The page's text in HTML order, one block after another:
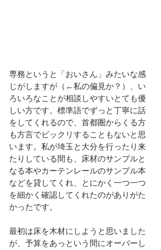
専務というと「おいさん」みたいな感
じがしますが（←私の偏見か？）、い
ろいろなことが相談しやすいとても優
しい方です。標準語でずっと丁寧に話
をしてくれるので、首都圏からくる方
も方言でビックリすることもないと思
います。私が埼玉と大分を行ったり来
たりしている間も、床材のサンプルと
なる本やカーテンレールのサンプル本
などを貸してくれ、とにかく一つ一つ
を細かく確認してくれたのがありがた
かったです。
最初は床を木材にしようと思いました
が、予算をあっという間にオーバーし